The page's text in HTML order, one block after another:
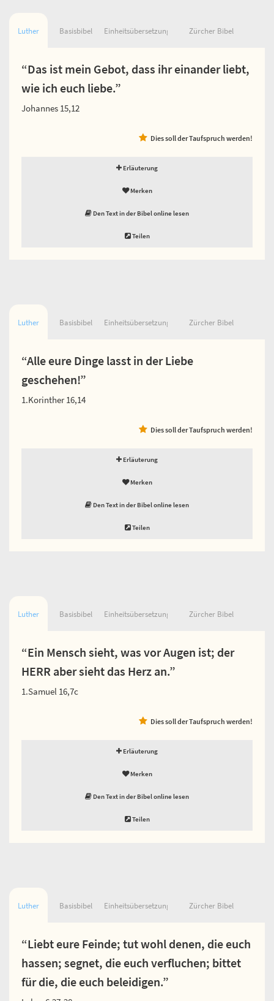
Luther Basisbibel Einheitsübersetzung Zürcher Bibel
“Das ist mein Gebot, dass ihr einander liebt,
wie ich euch liebe.”
Johannes 15,12
Dies soll der Taufspruch werden!
Erläuterung
Merken
Den Text in der Bibel online lesen
Teilen
Luther Basisbibel Einheitsübersetzung Zürcher Bibel
“Alle eure Dinge lasst in der Liebe
geschehen!”
1.Korinther 16,14
Dies soll der Taufspruch werden!
Erläuterung
Merken
Den Text in der Bibel online lesen
Teilen
Luther Basisbibel Einheitsübersetzung Zürcher Bibel
“Ein Mensch sieht, was vor Augen ist; der
HERR aber sieht das Herz an.”
1.Samuel 16,7c
Dies soll der Taufspruch werden!
Erläuterung
Merken
Den Text in der Bibel online lesen
Teilen
Luther Basisbibel Einheitsübersetzung Zürcher Bibel
“Liebt eure Feinde; tut wohl denen, die euch
hassen; segnet, die euch verfluchen; bittet
für die, die euch beleidigen.”